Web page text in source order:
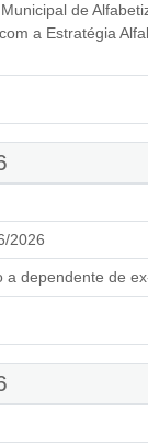
de
a Estratégia
2026
a dependente de